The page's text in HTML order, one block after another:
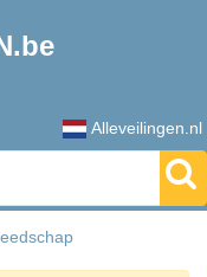
Alleveilingen.nl